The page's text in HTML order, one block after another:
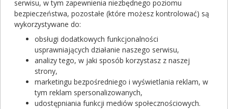
Wyczyść filtry
Activ Łatek
500 g
żywność wzbogacona
Dostępność
Dodaj do koszyka
serwisu, w tym zapewnienia niezbędnego poziomu
bezpieczeństwa, pozostałe (które możesz kontrolować) są
wykorzystywane do:
obsługi dodatkowych funkcjonalności
usprawniających działanie naszego serwisu,
analizy tego, w jaki sposób korzystasz z naszej
strony,
marketingu bezpośredniego i wyświetlania reklam, w
tym reklam spersonalizowanych,
udostępniania funkcji mediów społecznościowych.